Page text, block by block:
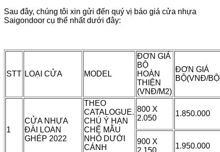
Sau đây, chúng tôi xin gửi đến quý vị báo giá cửa nhựa
Saigondoor cụ thể nhất dưới đây:
STT LOẠI CỬA MODEL
ĐƠN GIÁ
BỘ
HOÀN
THIỆN
(VNĐ/M2)
ĐƠN GIÁ
BỘ(VNĐ/
1
CỬA NHỰA
ĐÀI LOAN
GHÉP 2022
THEO
CATALOGUE.
CHÚ Ý HẠN
CHẾ MẪU
NHỎ DƯỚI
CÁNH
800 X
2.050
1.850.000
900 X
1.950.000